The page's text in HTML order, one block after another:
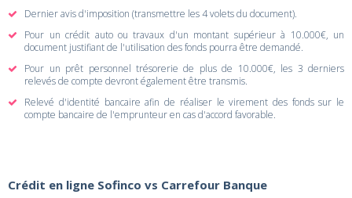
Dernier avis d'imposition (transmettre les 4 volets du document).
Pour un crédit auto ou travaux d'un montant supérieur à 10.000€, un
document justifiant de l'utilisation des fonds pourra être demandé.
Pour un prêt personnel trésorerie de plus de 10.000€, les 3 derniers
relevés de compte devront également être transmis.
Relevé d'identité bancaire afin de réaliser le virement des fonds sur le
compte bancaire de l'emprunteur en cas d'accord favorable.
Crédit en ligne Sofinco vs Carrefour Banque